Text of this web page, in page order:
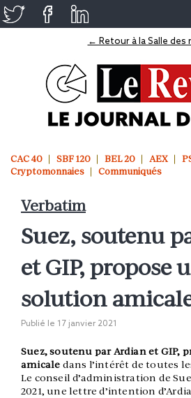
← Retour à la Salle des
CAC 40 SBF 120 BEL 20 AEX
Cryptomonnaies
Communiqués
Verbatim
Suez, soutenu
et GIP, propose
solution
Publié le 17 janvier 2021
Suez, soutenu par Ardian et GIP,
amicale dans l’intérêt de toutes
Le conseil d’administration de
2021, une lettre d’intention